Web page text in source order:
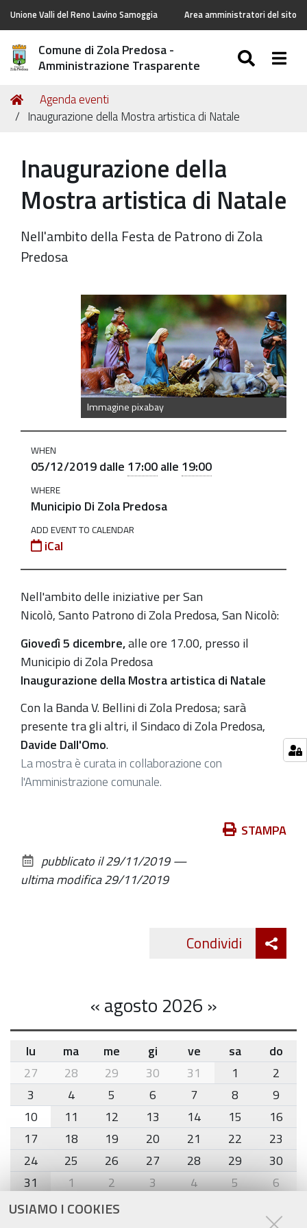
USIAMO I COOKIES
Unione Valli del Reno Lavino Samoggia Area amministratori del sito
Comune di Zola Predosa -
Amministrazione Trasparente
Tu
sei
Home
Agenda eventi
Inaugurazione della Mostra artistica di Natale
Inaugurazione della
Mostra artistica di Natale
Nell'ambito della Festa de Patrono di Zola
Predosa
Immagine pixabay
https://old.comune.zolapredosa.bo.it/events/
Inaugurazione
della
Mostra
artistica
Natale
2019-
12-
05T17:00:00+01:00
2019-
12-
Nell'ambito
della
Festa
de
Patrono
di
Zola
Predosa
WHEN
05/12/2019dalle 17:00alle 19:00
WHERE
Municipio Di Zola Predosa
ADD EVENT TO CALENDAR
iCal
Nell'ambito delle iniziative per San
Nicolò, Santo PatronodiZola Predosa,San Nicolò:
Giovedì 5 dicembre,alle ore 17.00, presso il
Municipio di Zola Predosa
Inaugurazione della Mostra artistica di Natale
Con la Banda V. Bellini di Zola Predosa; sarà
presente tra gli altri, il Sindaco di Zola Predosa,
Davide Dall'Omo.
La mostra è curata in collaborazione con
l'Amministrazione comunale.
documento
STAMPA
pubblicato il29/11/2019—
ultima modifica29/11/2019
Condividi
«agosto 2026 »
month-
8
lu ma me gi ve sa
do
27
28 29 30 31 1
2
3
4 5 6 7 8
9
10
11 12 13 14 15
16
17
18 19 20 21 22
23
24
25 26 27 28 29
30
31
1 2 3 4 5 6
Agenda eventi